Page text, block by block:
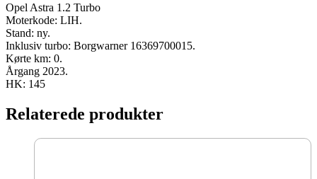
antal
Opel Astra 1.2 Turbo
Moterkode: LIH.
Stand: ny.
Inklusiv turbo: Borgwarner 16369700015.
Kørte km: 0.
Årgang 2023.
HK: 145
Relaterede produkter